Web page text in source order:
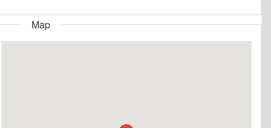
Map